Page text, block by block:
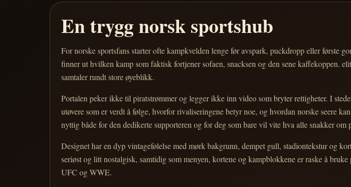
En trygg norsk sportshub
For norske sportsfans starter ofte kampkvelden lenge før avspark, puckdropp eller første
finner ut hvilken kamp som faktisk fortjener sofaen, snacksen og den sene kaffekoppen.
samtaler rundt store øyeblikk.
Portalen peker ikke til piratstrømmer og legger ikke inn video som bryter rettigheter. I
utøvere som er verdt å følge, hvorfor rivaliseringene betyr noe, og hvordan norske seere
nyttig både for den dedikerte supporteren og for deg som bare vil vite hva alle snakker om
Designet har en dyp vintagefølelse med mørk bakgrunn, dempet gull, stadiontekstur og
seriøst og litt nostalgisk, samtidig som menyen, kortene og kampblokkene er raske å
UFC og WWE.